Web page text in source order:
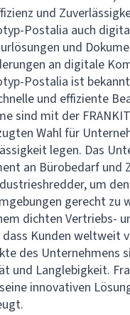
und
Postalia auch
und
an digitale
Postalia ist
und effiziente
sind mit der
Wahl für
legen. Das
an Bürobedarf und
um
gerecht zu
dichten Vertriebs-
dass Kunden weltweit
des Unternehmens
und Langlebigkeit.
innovativen